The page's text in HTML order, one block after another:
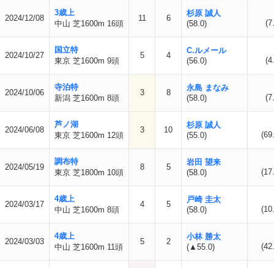
2024/12/08
3歳上
中山 芝1600m 16頭
11 6
杉原 誠人
(58.0)
2024/10/27
国立特
東京 芝1600m 9頭
5 4
C.ルメール
(56.0)
2024/10/06
寺泊特
新潟 芝1600m 8頭
3 8
永島 まなみ
(58.0)
2024/06/08
芦ノ湖
東京 芝1600m 12頭
3 10
杉原 誠人
(55.0)
2024/05/19
調布特
東京 芝1800m 10頭
8 5
岩田 望来
(58.0)
2024/03/17
4歳上
中山 芝1600m 8頭
4 5
戸崎 圭太
(58.0)
2024/03/03
4歳上
中山 芝1600m 11頭
5 2
小林 勝太
(▲55.0)